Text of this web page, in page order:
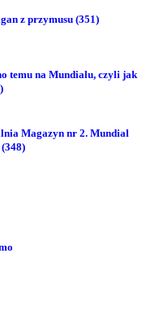
z przymusu (351)
temu na Mundialu, czyli jak
Magazyn nr 2. Mundial